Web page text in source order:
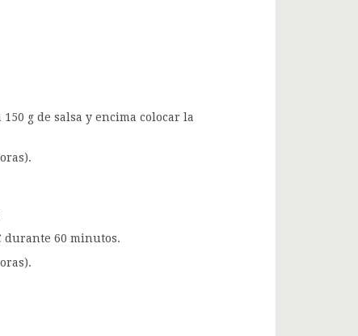
g de salsa y encima colocar la
durante 60 minutos.